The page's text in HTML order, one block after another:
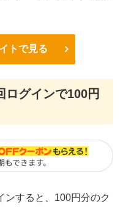
トで見る
ログインで100円
ンすると、100円分のク